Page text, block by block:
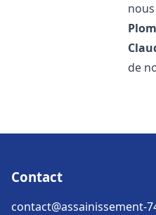
de
Contact
contact@assainissement-